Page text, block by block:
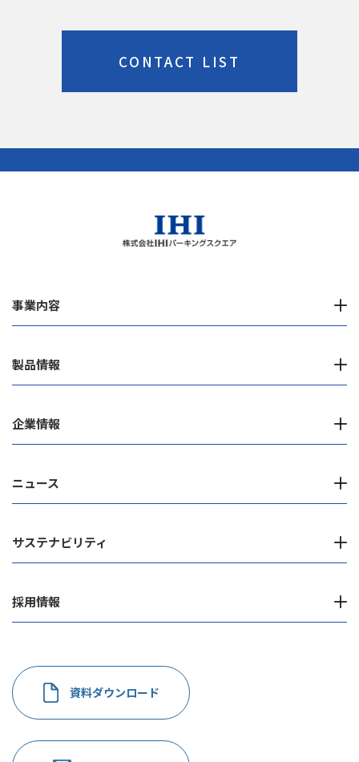
CONTACT LIST
事業内容
製品情報
企業情報
ニュース
サステナビリティ
採用情報
資料ダウンロード